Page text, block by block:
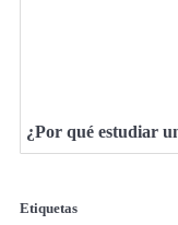
¿Por qué estudiar
Etiquetas